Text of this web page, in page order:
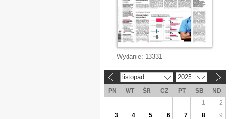
Wydanie: 13331
listopad 2025
PN WT ŚR CZ PT SB
ND
1
2
3
4 5 6 7 8
9